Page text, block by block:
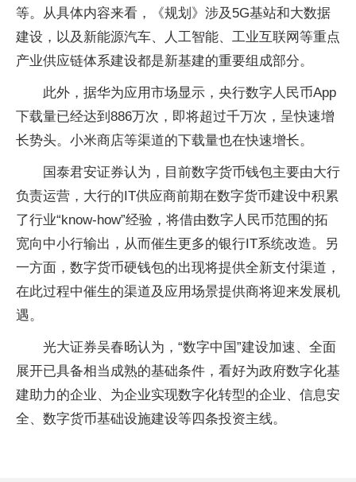
等。从具体内容来看，《规划》涉及5G基站和大数据
建设，以及新能源汽车、人工智能、工业互联网等重点
产业供应链体系建设都是新基建的重要组成部分。
此外，据华为应用市场显示，央行数字人民币App
下载量已经达到886万次，即将超过千万次，呈快速增
长势头。小米商店等渠道的下载量也在快速增长。
国泰君安证券认为，目前数字货币钱包主要由大行
负责运营，大行的IT供应商前期在数字货币建设中积累
了行业“know-how”经验，将借由数字人民币范围的拓
宽向中小行输出，从而催生更多的银行IT系统改造。另
一方面，数字货币硬钱包的出现将提供全新支付渠道，
在此过程中催生的渠道及应用场景提供商将迎来发展机
遇。
光大证券吴春旸认为，“数字中国”建设加速、全面
展开已具备相当成熟的基础条件，看好为政府数字化基
建助力的企业、为企业实现数字化转型的企业、信息安
全、数字货币基础设施建设等四条投资主线。